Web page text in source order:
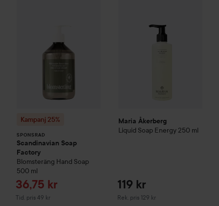
Kampanj 25%
SPONSRAD
Scandinavian Soap
Factory
Blomsteräng Hand Soap
500 ml
Reapris
36,75 kr
Tid. pris 49 kr
Tidigare pris 49 kr
Maria Åkerberg
Liquid Soap Energy 250 ml
119 kr
Rek. pris 129 kr
Rekommenderat pris 129 kr